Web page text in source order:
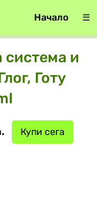
Начало ☰
система и
Готу
Купи сега